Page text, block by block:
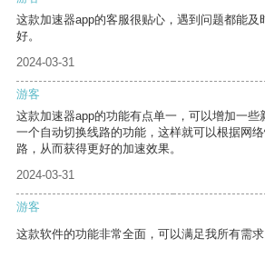
这款加速器app的客服很贴心，遇到问题都能及
好。
2024-03-31
游客
这款加速器app的功能有点单一，可以增加一些
一个自动切换线路的功能，这样就可以根据网
路，从而获得更好的加速效果。
2024-03-31
游客
这款软件的功能非常全面，可以满足我所有需求